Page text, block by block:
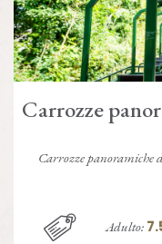
Carrozze
Carrozze panoramiche
Adulto: